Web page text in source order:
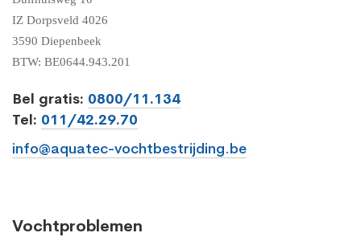
IZ Dorpsveld 4026
3590 Diepenbeek
BTW: BE0644.943.201
Bel gratis: 0800/11.134
Tel: 011/42.29.70
info@aquatec-vochtbestrijding.be
Vochtproblemen